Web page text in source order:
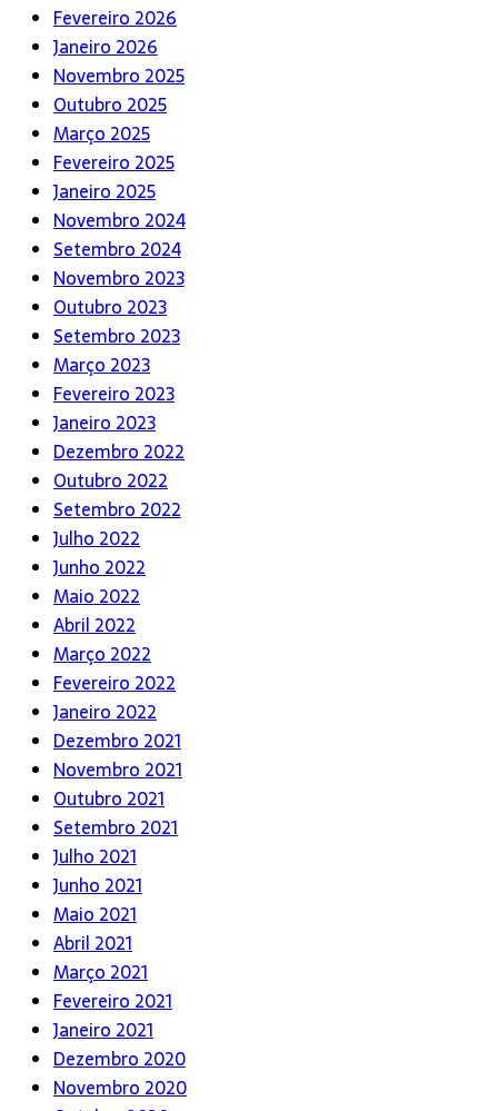
Fevereiro 2026
Janeiro 2026
Novembro 2025
Outubro 2025
Março 2025
Fevereiro 2025
Janeiro 2025
Novembro 2024
Setembro 2024
Novembro 2023
Outubro 2023
Setembro 2023
Março 2023
Fevereiro 2023
Janeiro 2023
Dezembro 2022
Outubro 2022
Setembro 2022
Julho 2022
Junho 2022
Maio 2022
Abril 2022
Março 2022
Fevereiro 2022
Janeiro 2022
Dezembro 2021
Novembro 2021
Outubro 2021
Setembro 2021
Julho 2021
Junho 2021
Maio 2021
Abril 2021
Março 2021
Fevereiro 2021
Janeiro 2021
Dezembro 2020
Novembro 2020